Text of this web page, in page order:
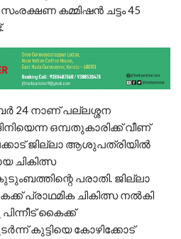
കമ്മിഷന്‍ ചട്ടം 45
24 നാണ് പല്ലശ്ശന
ഒമ്പതുകാരിക്ക് വീണ്
ജില്ലാ ആശുപത്രിയില്‍
ചികിത്സ
പരാതി. ജില്ലാ
പ്രാഥമിക ചികിത്സ നല്‍കി
പിന്നീട് കൈക്ക്
കുട്ടിയെ കോഴിക്കോട്